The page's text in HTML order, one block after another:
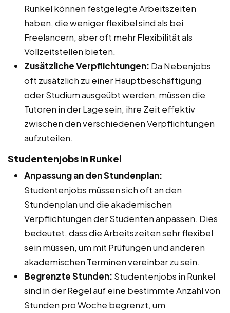
Runkel können festgelegte Arbeitszeiten
haben, die weniger flexibel sind als bei
Freelancern, aber oft mehr Flexibilität als
Vollzeitstellen bieten.
Zusätzliche Verpflichtungen: Da Nebenjobs
oft zusätzlich zu einer Hauptbeschäftigung
oder Studium ausgeübt werden, müssen die
Tutoren in der Lage sein, ihre Zeit effektiv
zwischen den verschiedenen Verpflichtungen
aufzuteilen.
Studentenjobs in Runkel
Anpassung an den Stundenplan:
Studentenjobs müssen sich oft an den
Stundenplan und die akademischen
Verpflichtungen der Studenten anpassen. Dies
bedeutet, dass die Arbeitszeiten sehr flexibel
sein müssen, um mit Prüfungen und anderen
akademischen Terminen vereinbar zu sein.
Begrenzte Stunden: Studentenjobs in Runkel
sind in der Regel auf eine bestimmte Anzahl von
Stunden pro Woche begrenzt, um